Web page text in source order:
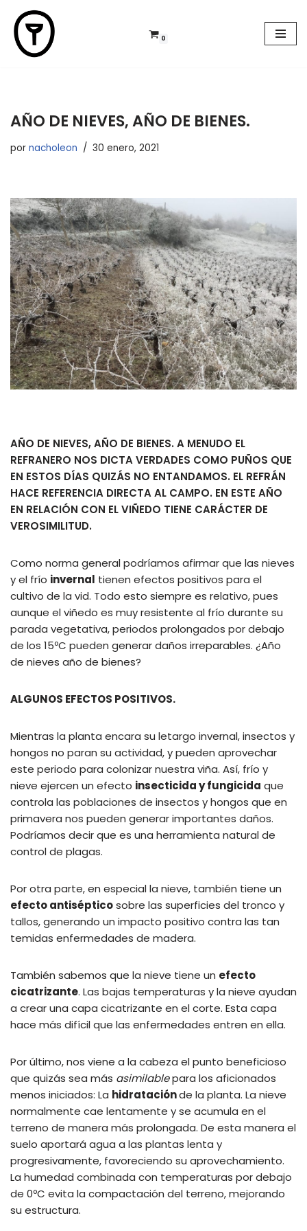
Saltar
al
0
AÑO DE NIEVES, AÑO DE BIENES.
por nacholeon 30 enero, 2021
AÑO DE NIEVES, AÑO DE BIENES. A MENUDO EL
REFRANERO NOS DICTA VERDADES COMO PUÑOS QUE
EN ESTOS DÍAS QUIZÁS NO ENTANDAMOS. EL REFRÁN
HACE REFERENCIA DIRECTA AL CAMPO. EN ESTE AÑO
EN RELACIÓN CON EL VIÑEDO TIENE CARÁCTER DE
VEROSIMILITUD.
Como norma general podríamos afirmar que las nieves
y el frío invernal tienen efectos positivos para el
cultivo de la vid. Todo esto siempre es relativo, pues
aunque el viñedo es muy resistente al frío durante su
parada vegetativa, periodos prolongados por debajo
de los 15ºC pueden generar daños irreparables. ¿Año
de nieves año de bienes?
ALGUNOS EFECTOS POSITIVOS.
Mientras la planta encara su letargo invernal, insectos y
hongos no paran su actividad, y pueden aprovechar
este periodo para colonizar nuestra viña. Así, frío y
nieve ejercen un efecto insecticida y fungicida que
controla las poblaciones de insectos y hongos que en
primavera nos pueden generar importantes daños.
Podríamos decir que es una herramienta natural de
control de plagas.
Por otra parte, en especial la nieve, también tiene un
efecto antisépticosobre las superficies del tronco y
tallos, generando un impacto positivo contra las tan
temidas enfermedades de madera.
También sabemos que la nieve tiene un efecto
cicatrizante. Las bajas temperaturas y la nieve ayudan
a crear una capa cicatrizante en el corte. Esta capa
hace más difícil que las enfermedades entren en ella.
Por último, nos viene a la cabeza el punto beneficioso
que quizás sea más asimilablepara los aficionados
menos iniciados: La hidrataciónde la planta. La nieve
normalmente cae lentamente y se acumula en el
terreno de manera más prolongada. De esta manera el
suelo aportará agua a las plantas lenta y
progresivamente, favoreciendo su aprovechamiento.
La humedad combinada con temperaturas por debajo
de 0ºC evita la compactación del terreno, mejorando
su estructura.